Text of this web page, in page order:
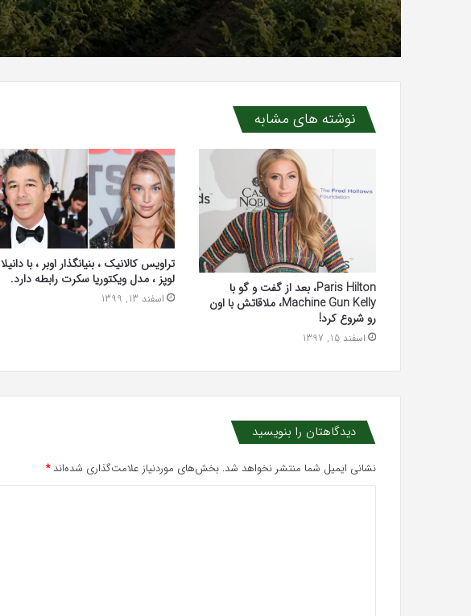
کامل مصرف و تأثیر بر عملکرد
نوشته های مشابه
Paris Hilton، بعد از گفت و گو با
Machine Gun Kelly، ملاقاتش با اون
رو شروع کرد!
اسفند 15, 1397
تراویس کالانیک ، بنیانگذار اوبر ، با دانیلا
لوپز ، مدل ویکتوریا سکرت رابطه دارد.
اسفند 13, 1399
دیدگاهتان را بنویسید
نشانی ایمیل شما منتشر نخواهد شد. بخش‌های موردنیاز علامت‌گذاری شده‌اند*